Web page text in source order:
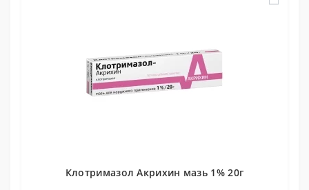
Клотримазол Акрихин мазь 1% 20г